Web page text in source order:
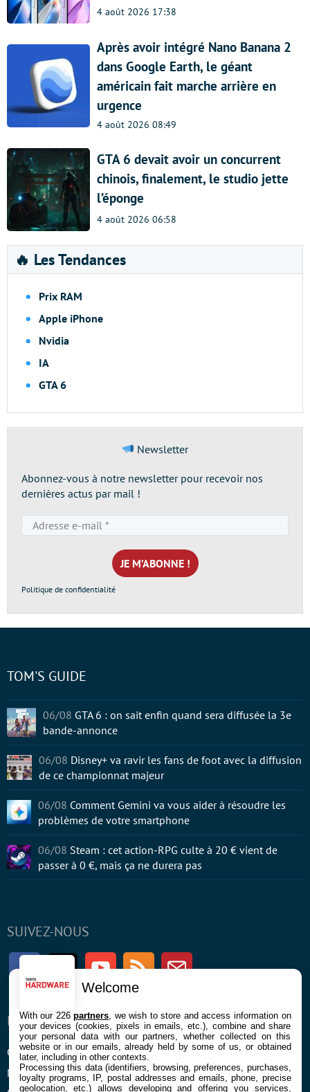
4 août 2026 17:38
Après avoir intégré Nano Banana 2
dans Google Earth, le géant
américain fait marche arrière en
urgence
4 août 2026 08:49
GTA 6 devait avoir un concurrent
chinois, finalement, le studio jette
l’éponge
4 août 2026 06:58
🔥 Les Tendances
Prix RAM
Apple iPhone
Nvidia
IA
GTA 6
Newsletter
Abonnez-vous à notre newsletter pour recevoir nos
dernières actus par mail !
e-
mail
*
Politique de confidentialité
SUIVEZ-NOUS
FacebookTwitter Youtube RSS Newsletter
ENTREPRISE
Confidentialité et Cookies
Mentions légales et CGU
À PROPOS
Contact
TOM'S GUIDE
06/08 GTA 6 : on sait enfin quand sera diffusée la 3e
bande-annonce
06/08 Disney+ va ravir les fans de foot avec la diffusion
de ce championnat majeur
06/08 Comment Gemini va vous aider à résoudre les
problèmes de votre smartphone
06/08 Steam : cet action-RPG culte à 20 € vient de
passer à 0 €, mais ça ne durera pas
Welcome
With our 226partners , we wish to store and access information on
your devices (cookies, pixels in emails, etc.), combine and share
your personal data with our partners, whether collected on this
website or in our emails, already held by some of us, or obtained
later, including in other contexts.
Processing this data (identifiers, browsing, preferences, purchases,
loyalty programs, IP, postal addresses and emails, phone, precise
geolocation, etc.) allows developing and offering you services,